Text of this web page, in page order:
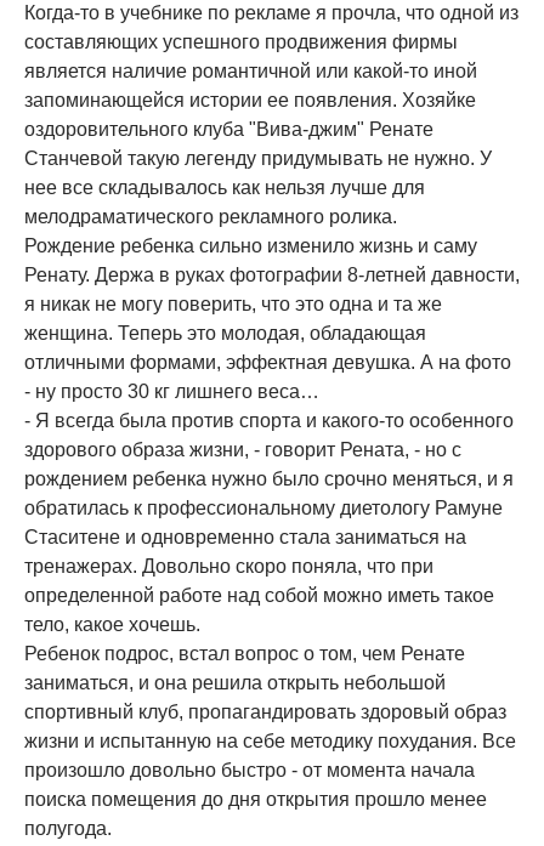
Когда-то в учебнике по рекламе я прочла, что одной из
составляющих успешного продвижения фирмы
является наличие романтичной или какой-то иной
запоминающейся истории ее появления. Хозяйке
оздоровительного клуба "Вива-джим" Ренате
Станчевой такую легенду придумывать не нужно. У
нее все складывалось как нельзя лучше для
мелодраматического рекламного ролика.
Рождение ребенка сильно изменило жизнь и саму
Ренату. Держа в руках фотографии 8-летней давности,
я никак не могу поверить, что это одна и та же
женщина. Теперь это молодая, обладающая
отличными формами, эффектная девушка. А на фото
- ну просто 30 кг лишнего веса…
- Я всегда была против спорта и какого-то особенного
здорового образа жизни, - говорит Рената, - но с
рождением ребенка нужно было срочно меняться, и я
обратилась к профессиональному диетологу Рамуне
Стаситене и одновременно стала заниматься на
тренажерах. Довольно скоро поняла, что при
определенной работе над собой можно иметь такое
тело, какое хочешь.
Ребенок подрос, встал вопрос о том, чем Ренате
заниматься, и она решила открыть небольшой
спортивный клуб, пропагандировать здоровый образ
жизни и испытанную на себе методику похудания. Все
произошло довольно быстро - от момента начала
поиска помещения до дня открытия прошло менее
полугода.